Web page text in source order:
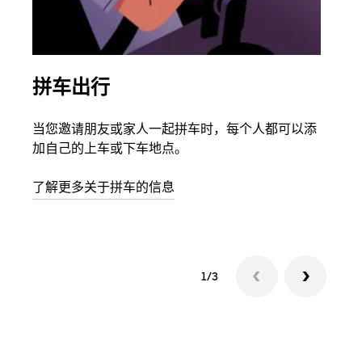
拼车出行
当您邀请朋友或家人一起拼车时，每个人都可以添
加自己的上车或下车地点。
了解更多关于拼车的信息
1/3